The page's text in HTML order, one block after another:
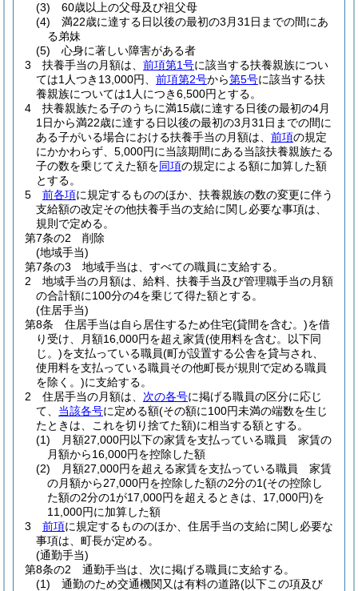
(3)
60歳以上の父母及び祖父母
(4)
満22歳に達する日以後の最初の3月31日までの間にあ
る弟妹
(5)
心身に著しい障害がある者
3
扶養手当の月額は、 前項第1号に該当する扶養親族につい
ては1人つき13,000円、 前項第2号から第5号に該当する扶
養親族については1人につき6,500円とする。
4
扶養親族たる子のうちに満15歳に達する日後の最初の4月
1日から満22歳に達する日以後の最初の3月31日までの間に
ある子がいる場合における扶養手当の月額は、 前項の規定
にかかわらず、5,000円に当該期間にある当該扶養親族たる
子の数を乗じてえた額を同項の規定による額に加算した額
とする。
5
前各項に規定するもののほか、扶養親族の数の変更に伴う
支給額の改定その他扶養手当の支給に関し必要な事項は、
規則で定める。
第7条の2
削除
(地域手当)
第7条の3
地域手当は、すべての職員に支給する。
2
地域手当の月額は、給料、扶養手当及び管理職手当の月額
の合計額に100分の4を乗じて得た額とする。
(住居手当)
第8条
住居手当は自ら居住するため住宅(貸間を含む。)を借
り受け、月額16,000円を超え家賃(使用料を含む。以下同
じ。)を支払っている職員(町が設置する公舎を貸与され、
使用料を支払っている職員その他町長が規則で定める職員
を除く。)に支給する。
2
住居手当の月額は、 次の各号に掲げる職員の区分に応じ
て、 当該各号に定める額(その額に100円未満の端数を生じ
たときは、これを切り捨てた額)に相当する額とする。
(1)
月額27,000円以下の家賃を支払っている職員 家賃の
月額から16,000円を控除した額
(2)
月額27,000円を超える家賃を支払っている職員 家賃
の月額から27,000円を控除した額の2分の1(その控除し
た額の2分の1が17,000円を超えるときは、17,000円)を
11,000円に加算した額
3
前項に規定するもののほか、住居手当の支給に関し必要な
事項は、町長が定める。
(通勤手当)
第8条の2
通勤手当は、次に掲げる職員に支給する。
(1)
通勤のため交通機関又は有料の道路(以下この項及び